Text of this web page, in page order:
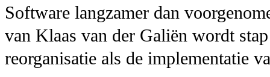
Software langzamer dan
van Klaas van der Galiën wordt
reorganisatie als de implementatie